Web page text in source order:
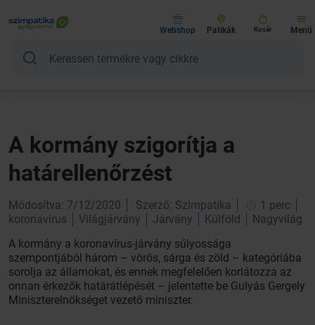
Webshop Patikák Kosár Menü
A kormány szigorítja a
határellenőrzést
Módosítva: 7/12/2020 Szerző: Szimpatika
1 perc
koronavírus
Világjárvány Járvány Külföld
Nagyvilág
A kormány a koronavírus-járvány súlyossága
szempontjából három – vörös, sárga és zöld – kategóriába
sorolja az államokat, és ennek megfelelően korlátozza az
onnan érkezők határátlépését – jelentette be Gulyás Gergely
Miniszterelnökséget vezető miniszter.